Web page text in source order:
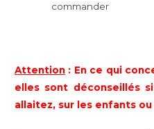
commander
Attention : En ce qui
elles sont déconseillés
allaitez, sur les enfants